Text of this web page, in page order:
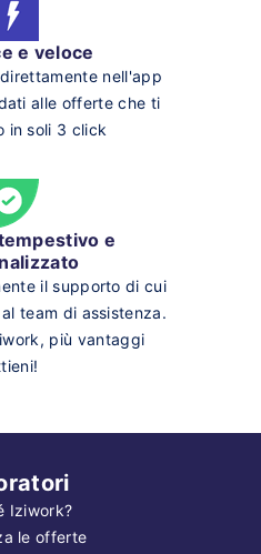
e veloce
nell'app
alle offerte che ti
in soli 3 click
e
il supporto di cui
team di assistenza.
più vantaggi
Iziwork?
le offerte